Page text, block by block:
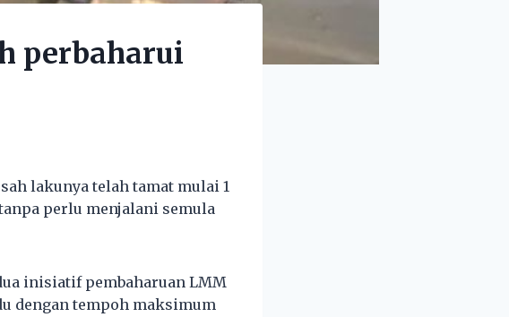
perbaharui
lakunya telah tamat mulai 1
perlu menjalani semula
inisiatif pembaharuan LMM
dengan tempoh maksimum